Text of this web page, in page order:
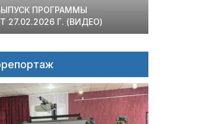
ПРОГРАММЫ
27.02.2026 Г. (ВИДЕО)